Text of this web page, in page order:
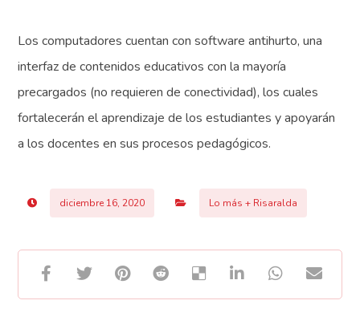
Los computadores cuentan con software antihurto, una
interfaz de contenidos educativos con la mayoría
precargados (no requieren de conectividad), los cuales
fortalecerán el aprendizaje de los estudiantes y apoyarán
a los docentes en sus procesos pedagógicos.
diciembre 16, 2020 Lo más + Risaralda